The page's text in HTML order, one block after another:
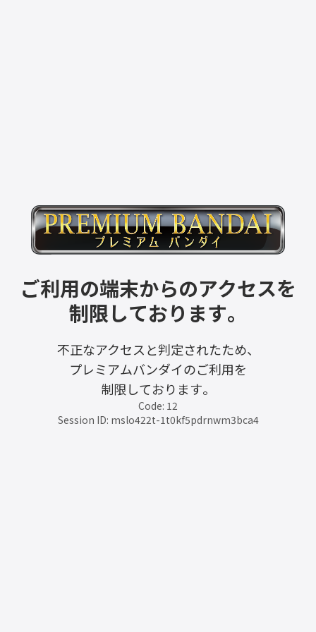
ご利用の端末からのアクセスを
制限しております。
不正なアクセスと判定されたため、
プレミアムバンダイのご利用を
制限しております。
Code: 12
Session ID: mslo422t-1t0kf5pdrnwm3bca4